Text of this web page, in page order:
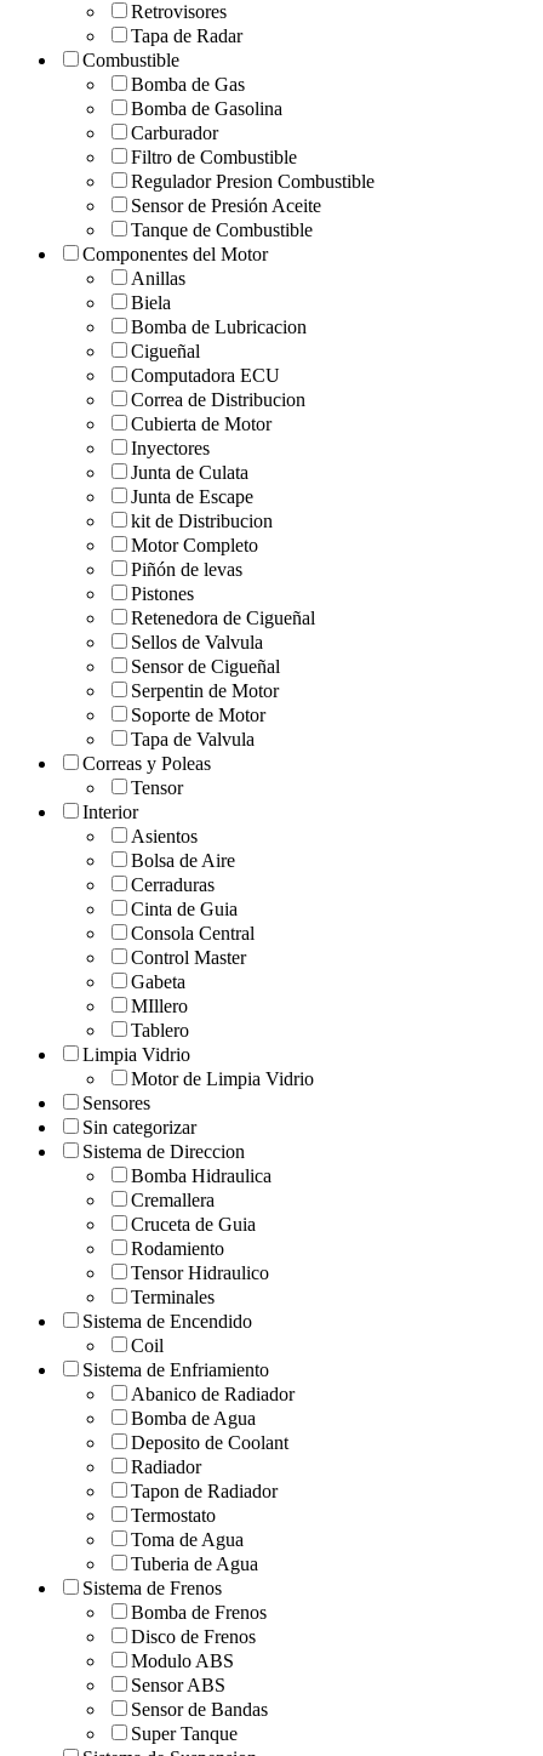
Retrovisores
Tapa de Radar
Combustible
Bomba de Gas
Bomba de Gasolina
Carburador
Filtro de Combustible
Regulador Presion Combustible
Sensor de Presión Aceite
Tanque de Combustible
Componentes del Motor
Anillas
Biela
Bomba de Lubricacion
Cigueñal
Computadora ECU
Correa de Distribucion
Cubierta de Motor
Inyectores
Junta de Culata
Junta de Escape
kit de Distribucion
Motor Completo
Piñón de levas
Pistones
Retenedora de Cigueñal
Sellos de Valvula
Sensor de Cigueñal
Serpentin de Motor
Soporte de Motor
Tapa de Valvula
Correas y Poleas
Tensor
Interior
Asientos
Bolsa de Aire
Cerraduras
Cinta de Guia
Consola Central
Control Master
Gabeta
MIllero
Tablero
Limpia Vidrio
Motor de Limpia Vidrio
Sensores
Sin categorizar
Sistema de Direccion
Bomba Hidraulica
Cremallera
Cruceta de Guia
Rodamiento
Tensor Hidraulico
Terminales
Sistema de Encendido
Coil
Sistema de Enfriamiento
Abanico de Radiador
Bomba de Agua
Deposito de Coolant
Radiador
Tapon de Radiador
Termostato
Toma de Agua
Tuberia de Agua
Sistema de Frenos
Bomba de Frenos
Disco de Frenos
Modulo ABS
Sensor ABS
Sensor de Bandas
Super Tanque